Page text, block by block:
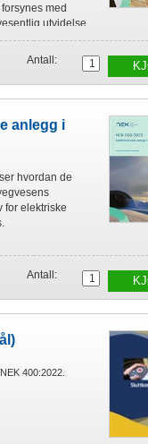
med
utvidelse
Antall:
anlegg i
hvordan de
for elektriske
Antall:
400:2022.